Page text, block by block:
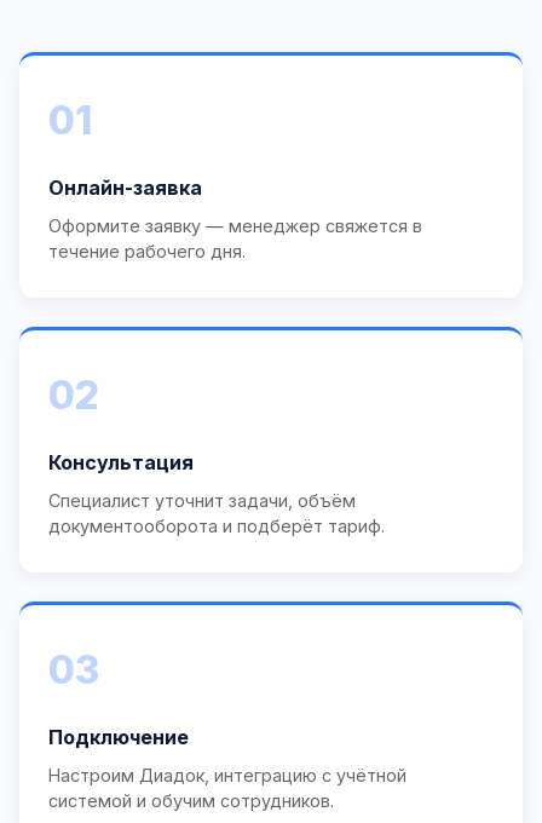
01
Онлайн-заявка
Оформите заявку — менеджер свяжется в
течение рабочего дня.
02
Консультация
Специалист уточнит задачи, объём
документооборота и подберёт тариф.
03
Подключение
Настроим Диадок, интеграцию с учётной
системой и обучим сотрудников.